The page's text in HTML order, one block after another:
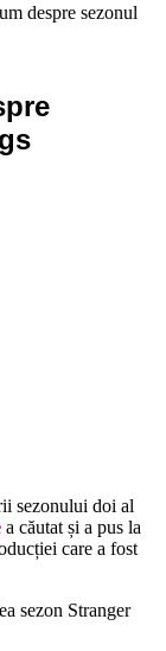
despre sezonul
sezonului doi al
a căutat și a pus la
care a fost
sezon Stranger